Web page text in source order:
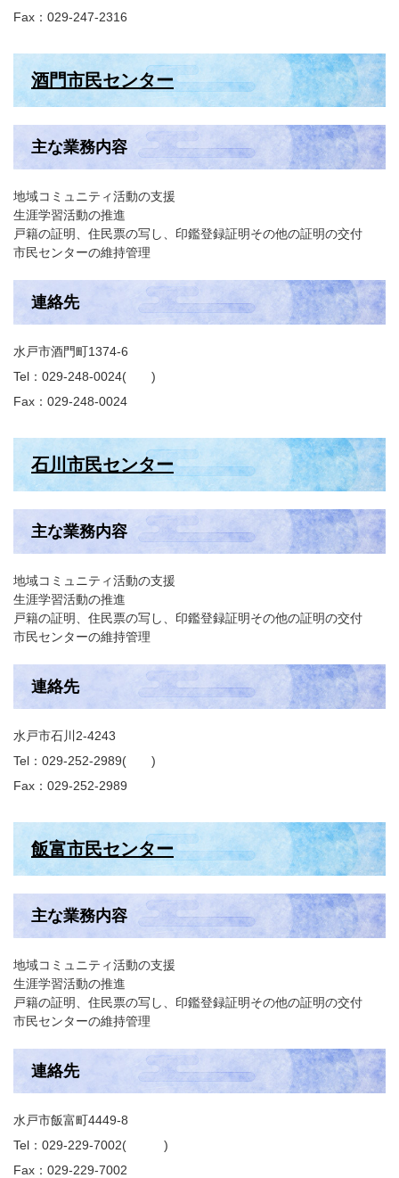
Fax：029-247-2316
酒門市民センター
主な業務内容
地域コミュニティ活動の支援
生涯学習活動の推進
戸籍の証明、住民票の写し、印鑑登録証明その他の証明の交付
市民センターの維持管理
連絡先
水戸市酒門町1374-6
Tel：029-248-0024
Fax：029-248-0024
石川市民センター
主な業務内容
地域コミュニティ活動の支援
生涯学習活動の推進
戸籍の証明、住民票の写し、印鑑登録証明その他の証明の交付
市民センターの維持管理
連絡先
水戸市石川2-4243
Tel：029-252-2989
Fax：029-252-2989
飯富市民センター
主な業務内容
地域コミュニティ活動の支援
生涯学習活動の推進
戸籍の証明、住民票の写し、印鑑登録証明その他の証明の交付
市民センターの維持管理
連絡先
水戸市飯富町4449-8
Tel：029-229-7002
Fax：029-229-7002